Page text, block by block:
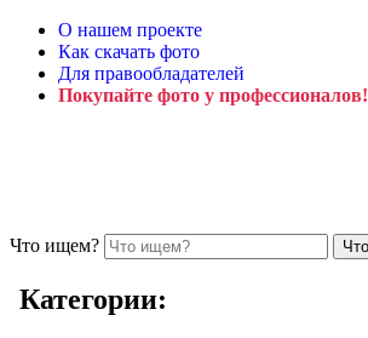
О нашем проекте
Как скачать фото
Для правообладателей
Покупайте фото у профессионалов!
Что ищем?
Категории: